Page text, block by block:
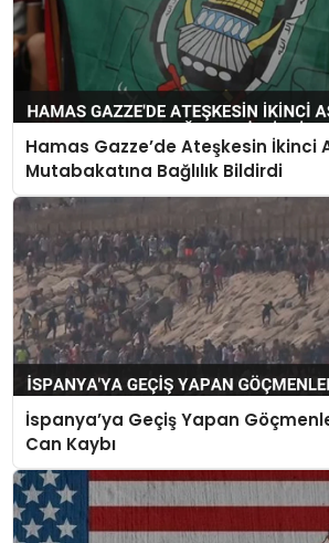
Hamas Gazze’de Ateşkesin İkinci
Mutabakatına Bağlılık Bildirdi
İspanya’ya Geçiş Yapan
Can Kaybı